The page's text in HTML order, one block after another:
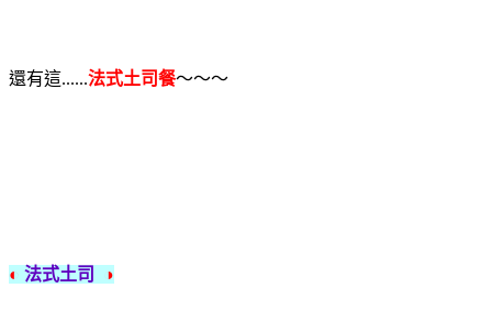
還有這......法式土司餐～～～
◐ 法式土司 ◑